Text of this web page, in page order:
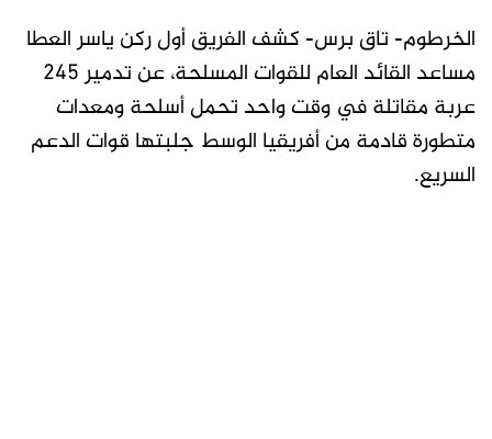
الخرطوم- تاق برس- كشف الفريق أول ركن ياسر العطا
مساعد القائد العام للقوات المسلحة، عن تدمير 245
عربة مقاتلة في وقت واحد تحمل أسلحة ومعدات
متطورة قادمة من أفريقيا الوسط جلبتها قوات الدعم
السريع.